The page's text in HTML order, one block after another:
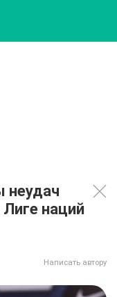
неудач
Лиге наций
Написать автору